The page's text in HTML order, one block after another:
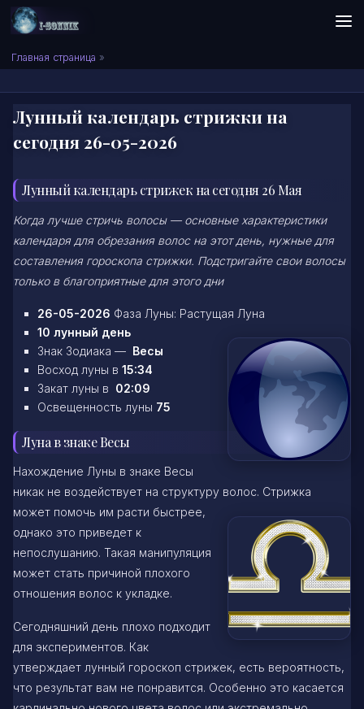
Skip to content
Сонник I-SONNIK.COM
Главная страница »
Лунный календарь стрижки на
сегодня 26-05-2026
Лунный календарь стрижек на сегодня 26 Мая
Когда лучше стричь волосы — основные характеристики
календаря для обрезания волос на этот день, нужные для
составления гороскопа стрижки. Подстригайте свои волосы
только в благоприятные для этого дни
26-05-2026 Фаза Луны: Растущая Луна
10 лунный день
Знак Зодиака — Весы
Восход луны в 15:34
Закат луны в 02:09
Освещенность луны 75
Луна в знаке Весы
Нахождение Луны в знаке Весы
никак не воздействует на структуру волос. Стрижка
может помочь им расти быстрее,
однако это приведет к
непослушанию. Такая манипуляция
может стать причиной плохого
отношения волос к укладке.
Сегодняшний день плохо подходит
для экспериментов. Как
утверждает лунный гороскоп стрижек, есть вероятность,
что результат вам не понравится. Особенно это касается